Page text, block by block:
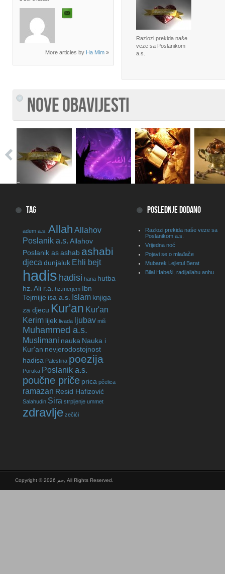
More articles by Ha Mim »
Razlozi prekida naše
veze sa Poslanikom
a.s.
NOVE OBAVIJESTI
TAG
adem a.s. Allah Allahov
Poslanik a.s. Allahov
Poslanik asashab ashabi
djeca dunjaluk Ehli bejt
hadis hadisi hana hutba
hz. Ali r.a.
hz.merjem Ibn
Tejmijje isa a.s. Islam knjiga
za djecu Kur'an Kur'an
Kerim lijek livada ljubav miš
Muhammed a.s.
Muslimani nauka Nauka i
Kur'an nevjerodostojnost
hadisa Palestina poezija
Poruka Poslanik a.s.
poučne priče prica pčelica
ramazan Resid Hafizović
Salahudin Sira strpljenje ummet
zdravlje zečići
POSLEDNJE DODANO
Razlozi prekida naše veze sa
Poslanikom a.s.
Vrijedna noć
Pojavi se o mlađače
Mubarek Lejletul Berat
Bilal Habeši, radijallahu anhu
Copyright © 2026 حم, All Rights Reserved.